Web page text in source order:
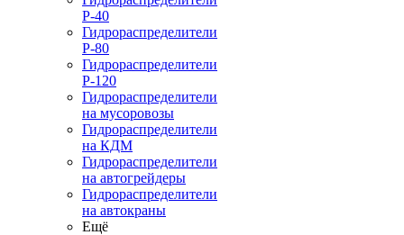
Р-40
Гидрораспределители
Р-80
Гидрораспределители
Р-120
Гидрораспределители
на мусоровозы
Гидрораспределители
на КДМ
Гидрораспределители
на автогрейдеры
Гидрораспределители
на автокраны
Ещё